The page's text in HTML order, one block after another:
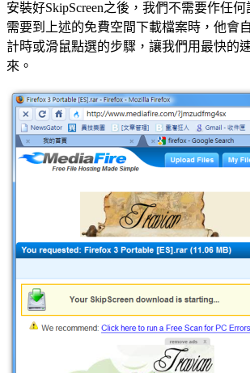
安裝好SkipScreen之後，我們不需要作任
需要到上述的免費空間下載檔案時，他會
計時或滑鼠點選的步驟，讓我們用最快的
來。